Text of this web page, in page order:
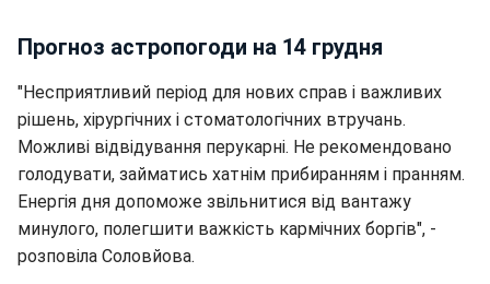
Прогноз астропогоди на 14 грудня
"Несприятливий період для нових справ і важливих
рішень, хірургічних і стоматологічних втручань.
Можливі відвідування перукарні. Не рекомендовано
голодувати, займатись хатнім прибиранням і пранням.
Енергія дня допоможе звільнитися від вантажу
минулого, полегшити важкість кармічних боргів", -
розповіла Соловйова.